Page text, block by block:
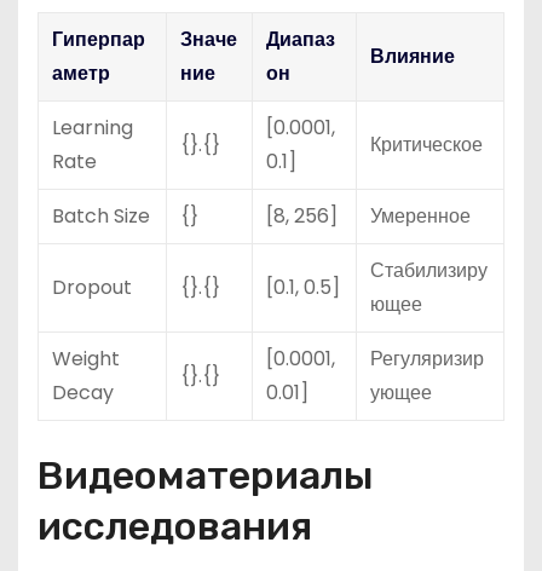
Гиперпар
аметр
Значе
ние
Диапаз
он
Влияние
Learning
Rate
{}.{}
[0.0001,
0.1]
Критическое
Batch Size {} [8, 256] Умеренное
Dropout {}.{} [0.1, 0.5]
Стабилизиру
ющее
Weight
Decay
{}.{}
[0.0001,
0.01]
Регуляризир
ующее
Видеоматериалы
исследования